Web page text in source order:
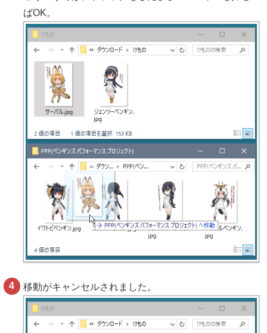
ばOK。
移動がキャンセルされました。